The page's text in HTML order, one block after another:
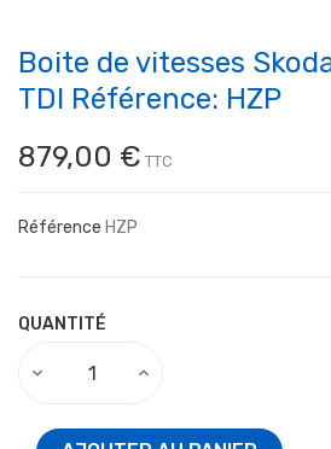
Boite de vitesses
TDI Référence: HZP
879,00 € TTC
Référence HZP
QUANTITÉ